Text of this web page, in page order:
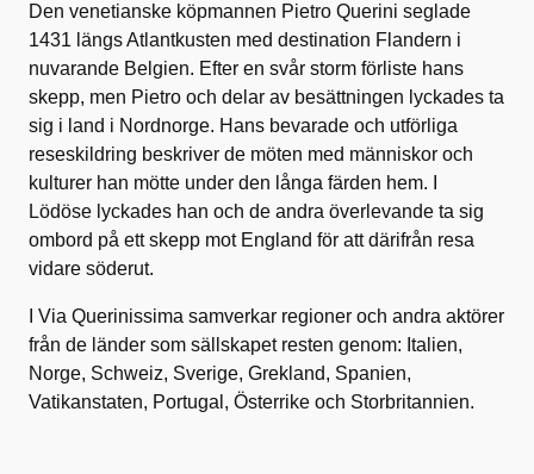
Den venetianske köpmannen Pietro Querini seglade
1431 längs Atlantkusten med destination Flandern i
nuvarande Belgien. Efter en svår storm förliste hans
skepp, men Pietro och delar av besättningen lyckades ta
sig i land i Nordnorge. Hans bevarade och utförliga
reseskildring beskriver de möten med människor och
kulturer han mötte under den långa färden hem. I
Lödöse lyckades han och de andra överlevande ta sig
ombord på ett skepp mot England för att därifrån resa
vidare söderut.
I Via Querinissima samverkar regioner och andra aktörer
från de länder som sällskapet resten genom: Italien,
Norge, Schweiz, Sverige, Grekland, Spanien,
Vatikanstaten, Portugal, Österrike och Storbritannien.